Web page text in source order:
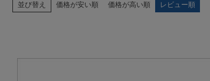
並び替え 価格が安い順 価格が高い順 レビュー順